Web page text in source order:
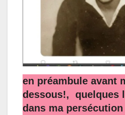
en préambule avant
dessous!, quelques
dans ma